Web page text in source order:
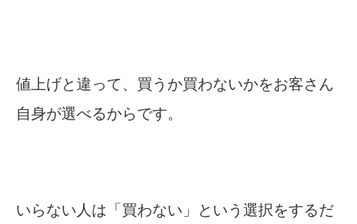
値上げと違って、買うか買わないかをお客さん
自身が選べるからです。
いらない人は「買わない」という選択をするだ